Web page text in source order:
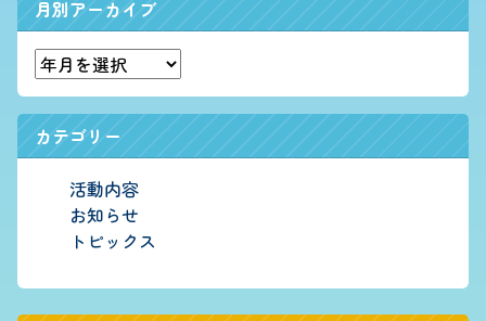
月別アーカイブ
カテゴリー
活動内容
お知らせ
トピックス